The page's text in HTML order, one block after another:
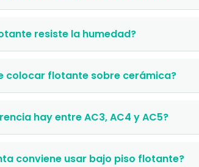
resiste la humedad?
colocar flotante sobre cerámica?
hay entre AC3, AC4 y AC5?
conviene usar bajo piso flotante?